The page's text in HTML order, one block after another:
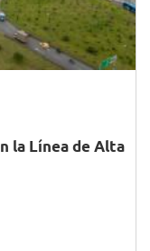
la Línea de Alta